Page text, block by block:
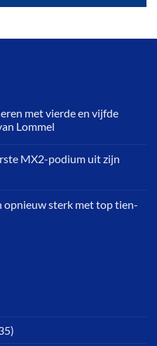
met vierde en vijfde
Lommel
MX2-podium uit zijn
opnieuw sterk met top tien-